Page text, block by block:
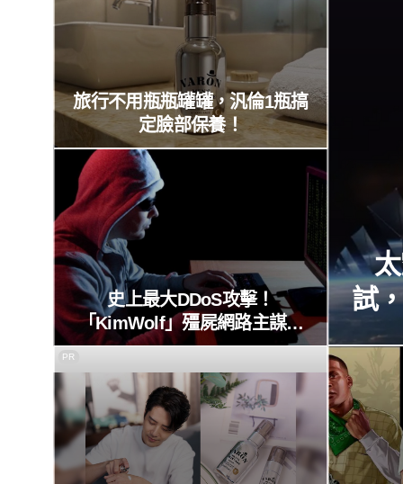
試
旅行不用瓶瓶罐罐，汎倫1瓶搞
定臉部保養！
史上最大DDoS攻擊！
「KimWolf」殭屍網路主謀被
捕，破紀錄30Tbps流量癱瘓全
球！
PR